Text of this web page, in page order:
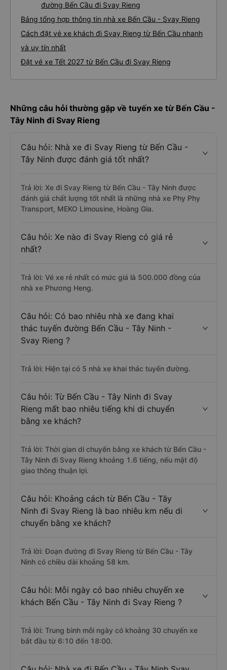
đường Bến Cầu đi Svay Rieng
Bảng tổng hợp thông tin nhà xe Bến Cầu - Svay Rieng
Cách đặt vé xe khách đi Svay Rieng từ Bến Cầu nhanh
và uy tín nhất
Đặt vé xe Tết 2027 từ Bến Cầu đi Svay Rieng
Những câu hỏi thường gặp về tuyến xe từ Bến Cầu -
Tây Ninh đi Svay Rieng
Câu hỏi: Nhà xe đi Svay Rieng từ Bến Cầu -
Tây Ninh được đánh giá tốt nhất?
Trả lời: Xe đi Svay Rieng từ Bến Cầu - Tây Ninh được
đánh giá chất lượng tốt nhất là những nhà xe Phy Phy
Transport, MEKO Limousine, Hoàng Gia.
Câu hỏi: Xe nào đi Svay Rieng có giá rẻ
nhất?
Trả lời: Vé xe rẻ nhất có mức giá là 500.000 đồng của
nhà xe Phương Heng.
Câu hỏi: Có bao nhiêu nhà xe đang khai
thác tuyến đường Bến Cầu - Tây Ninh -
Svay Rieng ?
Trả lời: Hiện tại có 5 nhà xe khai thác tuyến đường.
Câu hỏi: Từ Bến Cầu - Tây Ninh đi Svay
Rieng mất bao nhiêu tiếng khi di chuyển
bằng xe khách?
Trả lời: Thời gian di chuyển bằng xe khách từ Bến Cầu -
Tây Ninh đi Svay Rieng khoảng 1.6 tiếng, nếu mật độ
giao thông thuận lợi.
Câu hỏi: Khoảng cách từ Bến Cầu - Tây
Ninh đi Svay Rieng là bao nhiêu km nếu di
chuyển bằng xe khách?
Trả lời: Đoạn đường đi Svay Rieng từ Bến Cầu - Tây
Ninh có chiều dài khoảng 58 km.
Câu hỏi: Mỗi ngày có bao nhiêu chuyến xe
khách Bến Cầu - Tây Ninh đi Svay Rieng ?
Trả lời: Trung bình mỗi ngày có khoảng 30 chuyến xe
bắt đầu từ 6:10 đến 18:00.